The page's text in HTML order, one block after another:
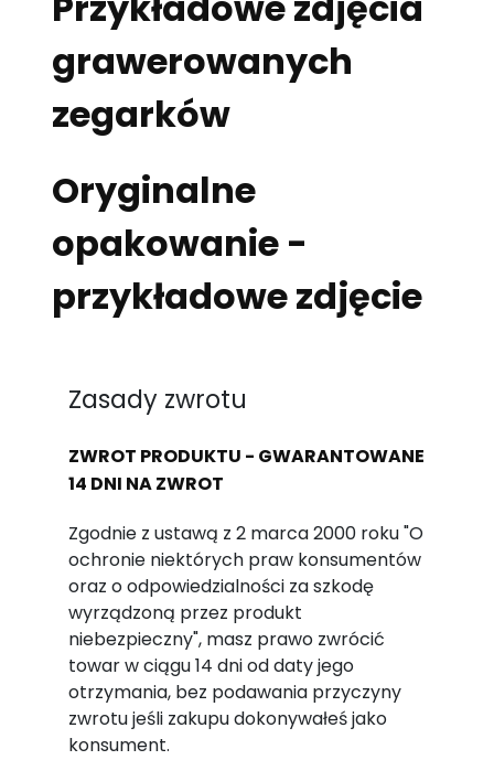
grawerowanych
zegarków
Oryginalne
opakowanie -
przykładowe zdjęcie
Zasady zwrotu
ZWROT PRODUKTU - GWARANTOWANE
14 DNI NA ZWROT
Zgodnie z ustawą z 2 marca 2000 roku "O
ochronie niektórych praw konsumentów
oraz o odpowiedzialności za szkodę
wyrządzoną przez produkt
niebezpieczny", masz prawo zwrócić
towar w ciągu 14 dni od daty jego
otrzymania, bez podawania przyczyny
zwrotu jeśli zakupu dokonywałeś jako
konsument.